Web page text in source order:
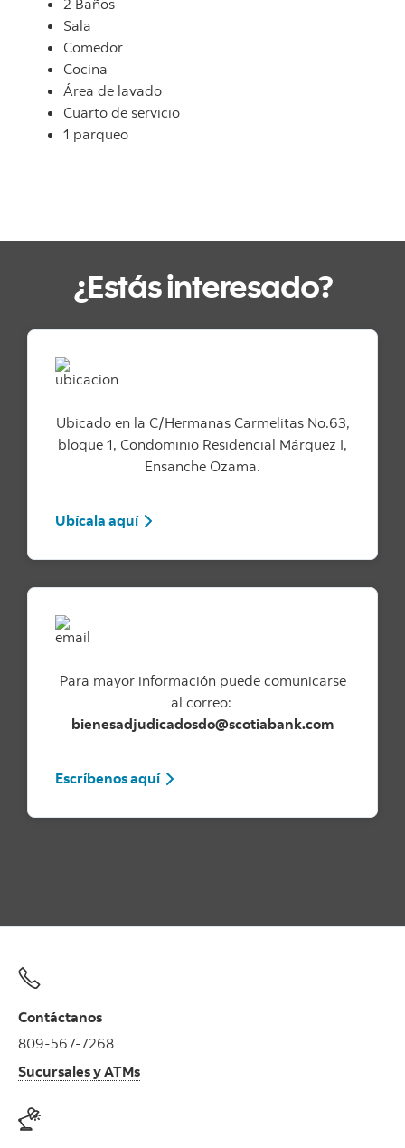
Sala
Comedor
Cocina
Área de lavado
Cuarto de servicio
1 parqueo
¿Estás interesado?
Ubicado en la C/Hermanas Carmelitas No.63,
bloque 1, Condominio Residencial Márquez I,
Ensanche Ozama.
Ubícala aquí
Para mayor información puede comunicarse
al correo:
bienesadjudicadosdo@scotiabank.com
Escríbenos aquí
Contáctanos
809-567-7268
Sucursales y ATMs